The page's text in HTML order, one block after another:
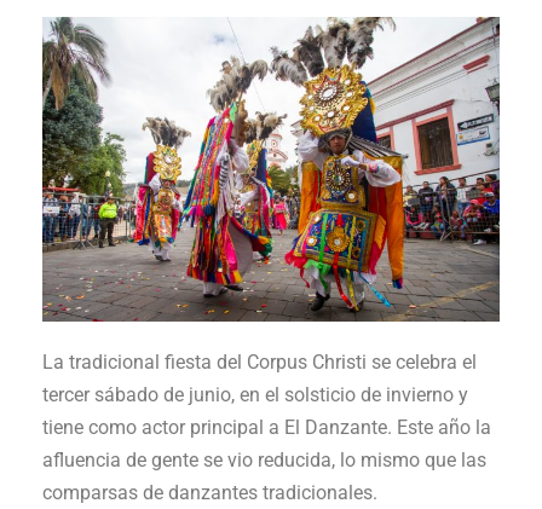
La tradicional fiesta del Corpus Christi se celebra el
tercer sábado de junio, en el solsticio de invierno y
tiene como actor principal a El Danzante. Este año la
afluencia de gente se vio reducida, lo mismo que las
comparsas de danzantes tradicionales.